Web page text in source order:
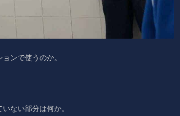
ンで使うのか。
ない部分は何か。